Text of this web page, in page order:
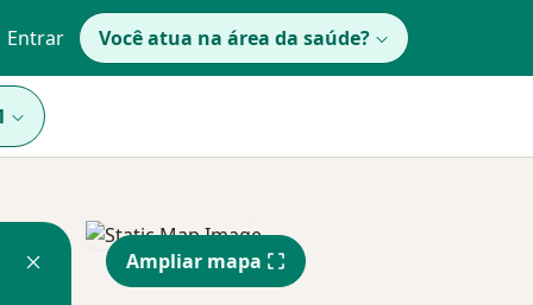
Entrar Você atua na área da saúde?
Ampliar mapa